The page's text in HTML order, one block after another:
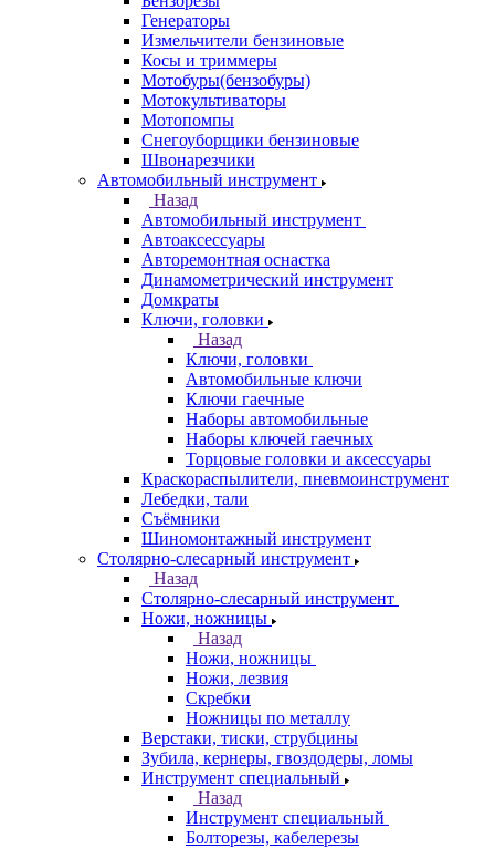
Генераторы
Измельчители бензиновые
Косы и триммеры
Мотобуры(бензобуры)
Мотокультиваторы
Мотопомпы
Снегоуборщики бензиновые
Швонарезчики
Автомобильный инструмент
Назад
Автомобильный инструмент
Автоаксессуары
Авторемонтная оснастка
Динамометрический инструмент
Домкраты
Ключи, головки
Назад
Ключи, головки
Автомобильные ключи
Ключи гаечные
Наборы автомобильные
Наборы ключей гаечных
Торцовые головки и аксессуары
Краскораспылители, пневмоинструмент
Лебедки, тали
Съёмники
Шиномонтажный инструмент
Столярно-слесарный инструмент
Назад
Столярно-слесарный инструмент
Ножи, ножницы
Назад
Ножи, ножницы
Ножи, лезвия
Скребки
Ножницы по металлу
Верстаки, тиски, струбцины
Зубила, кернеры, гвоздодеры, ломы
Инструмент специальный
Назад
Инструмент специальный
Болторезы, кабелерезы